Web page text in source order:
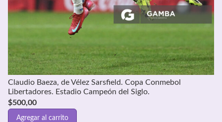
Claudio Baeza, de Vélez Sarsfield. Copa Conmebol
Libertadores. Estadio Campeón del Siglo.
$500,00
Agregar al carrito